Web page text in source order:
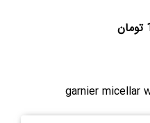
garnier micellar